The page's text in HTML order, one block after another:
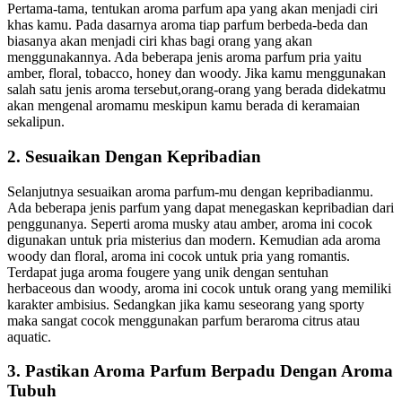
Pertama-tama, tentukan aroma parfum apa yang akan menjadi ciri
khas kamu. Pada dasarnya aroma tiap parfum berbeda-beda dan
biasanya akan menjadi ciri khas bagi orang yang akan
menggunakannya. Ada beberapa jenis aroma parfum pria yaitu
amber, floral, tobacco, honey dan woody. Jika kamu menggunakan
salah satu jenis aroma tersebut,orang-orang yang berada didekatmu
akan mengenal aromamu meskipun kamu berada di keramaian
sekalipun.
2. Sesuaikan Dengan Kepribadian
Selanjutnya sesuaikan aroma parfum-mu dengan kepribadianmu.
Ada beberapa jenis parfum yang dapat menegaskan kepribadian dari
penggunanya. Seperti aroma musky atau amber, aroma ini cocok
digunakan untuk pria misterius dan modern. Kemudian ada aroma
woody dan floral, aroma ini cocok untuk pria yang romantis.
Terdapat juga aroma fougere yang unik dengan sentuhan
herbaceous dan woody, aroma ini cocok untuk orang yang memiliki
karakter ambisius. Sedangkan jika kamu seseorang yang sporty
maka sangat cocok menggunakan parfum beraroma citrus atau
aquatic.
3. Pastikan Aroma Parfum Berpadu Dengan Aroma
Tubuh